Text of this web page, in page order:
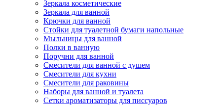
Зеркала косметические
Зеркала для ванной
Крючки для ванной
Стойки для туалетной бумаги напольные
Мыльницы для ванной
Полки в ванную
Поручни для ванной
Смесители для ванной с душем
Смесители для кухни
Смесители для раковины
Наборы для ванной и туалета
Сетки ароматизаторы для писсуаров